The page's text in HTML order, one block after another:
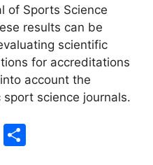
of Sports Science
results can be
scientific
for accreditations
account the
science journals.
Li